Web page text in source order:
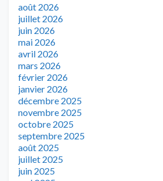
août 2026
juillet 2026
juin 2026
mai 2026
avril 2026
mars 2026
février 2026
janvier 2026
décembre 2025
novembre 2025
octobre 2025
septembre 2025
août 2025
juillet 2025
juin 2025